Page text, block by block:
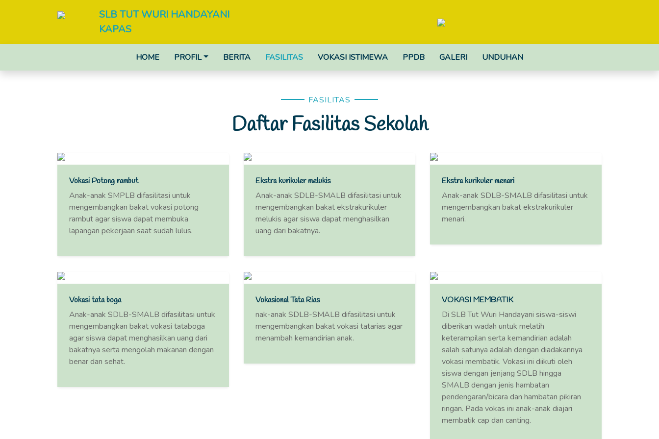
SLB TUT WURI HANDAYANI
KAPAS
HOME PROFIL BERITA FASILITAS VOKASI ISTIMEWA PPDB GALERI UNDUHAN
FASILITAS
Daftar Fasilitas Sekolah
Vokasi Potong rambut
Anak-anak SMPLB difasilitasi untuk
mengembangkan bakat vokasi potong
rambut agar siswa dapat membuka
lapangan pekerjaan saat sudah lulus.
Ekstra kurikuler melukis
Anak-anak SDLB-SMALB difasilitasi untuk
mengembangkan bakat ekstrakurikuler
melukis agar siswa dapat menghasilkan
uang dari bakatnya.
Ekstra kurikuler menari
Anak-anak SDLB-SMALB difasilitasi untuk
mengembangkan bakat ekstrakurikuler
menari.
Vokasi tata boga
Anak-anak SDLB-SMALB difasilitasi untuk
mengembangkan bakat vokasi tataboga
agar siswa dapat menghasilkan uang dari
bakatnya serta mengolah makanan dengan
benar dan sehat.
Vokasional Tata Rias
nak-anak SDLB-SMALB difasilitasi untuk
mengembangkan bakat vokasi tatarias agar
menambah kemandirian anak.
VOKASI MEMBATIK
Di SLB Tut Wuri Handayani siswa-siswi
diberikan wadah untuk melatih
keterampilan serta kemandirian adalah
salah satunya adalah dengan diadakannya
vokasi membatik. Vokasi ini diikuti oleh
siswa dengan jenjang SDLB hingga
SMALB dengan jenis hambatan
pendengaran/bicara dan hambatan pikiran
ringan. Pada vokas ini anak-anak diajari
membatik cap dan canting.